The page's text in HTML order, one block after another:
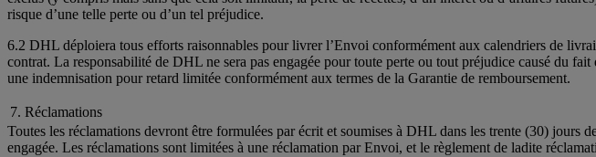
risque d’une telle perte ou d’un tel préjudice.
6.2 DHL déploiera tous efforts raisonnables pour livrer l’Envoi conformément aux calendriers de
contrat. La responsabilité de DHL ne sera pas engagée pour toute perte ou tout préjudice causé du
une indemnisation pour retard limitée conformément aux termes de la Garantie de remboursement.
7. Réclamations
Toutes les réclamations devront être formulées par écrit et soumises à DHL dans les trente (30)
engagée. Les réclamations sont limitées à une réclamation par Envoi, et le règlement de ladite